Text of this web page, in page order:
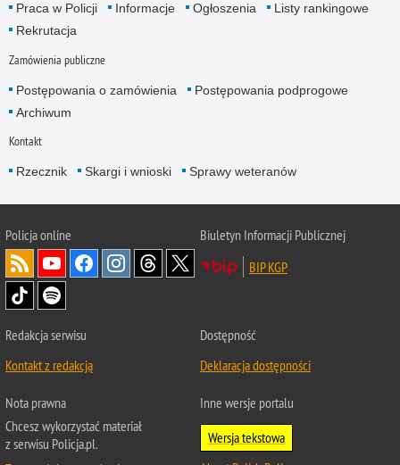
Praca w Policji Informacje Ogłoszenia
Listy rankingowe
Rekrutacja
Zamówienia publiczne
Postępowania o zamówienia
Postępowania podprogowe
Archiwum
Kontakt
Rzecznik Skargi i wnioski Sprawy weteranów
Policjaonline
Biuletyn Informacji Publicznej
BIP KGP
Redakcja serwisu
Kontakt z redakcją
Dostępność
Deklaracja dostępności
Nota prawna
Chcesz wykorzystać materiał
z serwisu Policja.pl.
Inne wersje portalu
Wersja tekstowa